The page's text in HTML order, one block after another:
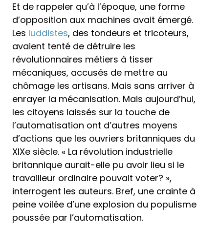
Et de rappeler qu’à l’époque, une forme
d’opposition aux machines avait émergé.
Les luddistes, des tondeurs et tricoteurs,
avaient tenté de détruire les
révolutionnaires métiers à tisser
mécaniques, accusés de mettre au
chômage les artisans. Mais sans arriver à
enrayer la mécanisation. Mais aujourd’hui,
les citoyens laissés sur la touche de
l’automatisation ont d’autres moyens
d’actions que les ouvriers britanniques du
XIXe siècle. « La révolution industrielle
britannique aurait-elle pu avoir lieu si le
travailleur ordinaire pouvait voter? »,
interrogent les auteurs. Bref, une crainte à
peine voilée d’une explosion du populisme
poussée par l’automatisation.